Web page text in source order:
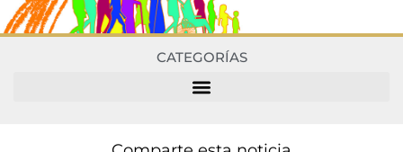
CATEGORÍAS